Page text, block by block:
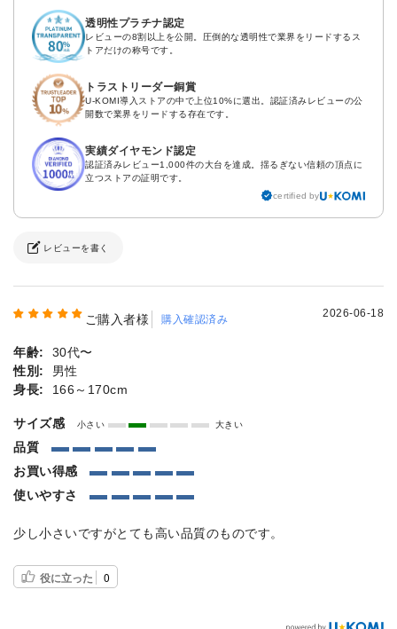
透明性プラチナ認定
レビューの8割以上を公開。圧倒的な透明性で業界をリードするス
トアだけの称号です。
トラストリーダー銅賞
U-KOMI導入ストアの中で上位10%に選出。認証済みレビューの公
開数で業界をリードする存在です。
実績ダイヤモンド認定
認証済みレビュー1,000件の大台を達成。揺るぎない信頼の頂点に
立つストアの証明です。
certified by
レビューを書く
ご購入者様 購入確認済み 2026-06-18
年齢:
30代〜
性別:
男性
身長:
166～170cm
サイズ感 小さい 大きい
品質
お買い得感
使いやすさ
少し小さいですがとても高い品質のものです。
役に立った 0